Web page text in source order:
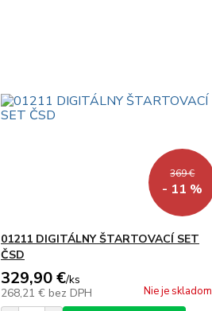
369 €
- 11 %
01211 DIGITÁLNY ŠTARTOVACÍ SET
ČSD
329,90 €/ks
268,21 € bez DPH Nie je skladom